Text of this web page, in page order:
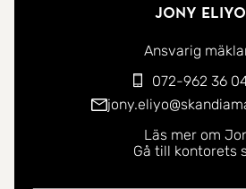
baksidan finns det plats för
växtlighet, vilket gör det till en
även solcellerna.
Till huset hör även ett garage
Jony Eliyo
Ansvarig
072-962 36
Läs mer om
Gå till kontorets